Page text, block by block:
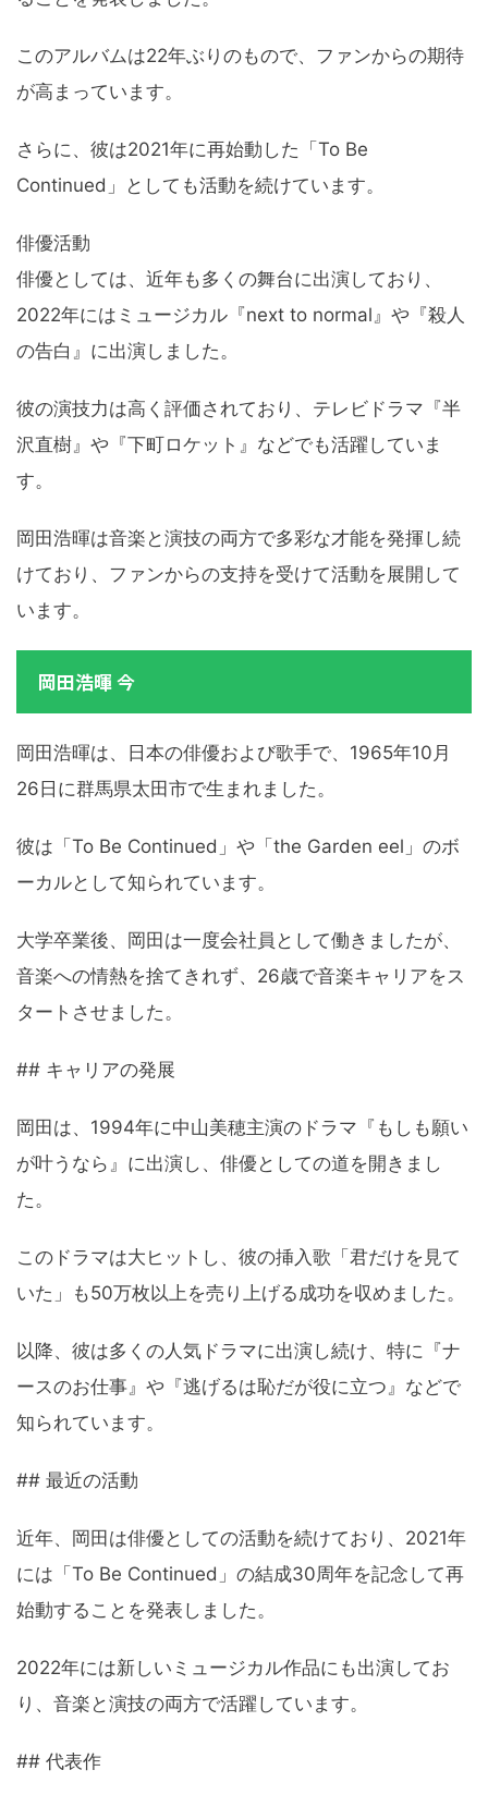
このアルバムは22年ぶりのもので、ファンからの期待
が高まっています。
さらに、彼は2021年に再始動した「To Be
Continued」としても活動を続けています。
俳優活動
俳優としては、近年も多くの舞台に出演しており、
2022年にはミュージカル『next to normal』や『殺人
の告白』に出演しました。
彼の演技力は高く評価されており、テレビドラマ『半
沢直樹』や『下町ロケット』などでも活躍していま
す。
岡田浩暉は音楽と演技の両方で多彩な才能を発揮し続
けており、ファンからの支持を受けて活動を展開して
います。
岡田浩暉 今
岡田浩暉は、日本の俳優および歌手で、1965年10月
26日に群馬県太田市で生まれました。
彼は「To Be Continued」や「the Garden eel」のボ
ーカルとして知られています。
大学卒業後、岡田は一度会社員として働きましたが、
音楽への情熱を捨てきれず、26歳で音楽キャリアをス
タートさせました。
## キャリアの発展
岡田は、1994年に中山美穂主演のドラマ『もしも願い
が叶うなら』に出演し、俳優としての道を開きまし
た。
このドラマは大ヒットし、彼の挿入歌「君だけを見て
いた」も50万枚以上を売り上げる成功を収めました。
以降、彼は多くの人気ドラマに出演し続け、特に『ナ
ースのお仕事』や『逃げるは恥だが役に立つ』などで
知られています。
## 最近の活動
近年、岡田は俳優としての活動を続けており、2021年
には「To Be Continued」の結成30周年を記念して再
始動することを発表しました。
2022年には新しいミュージカル作品にも出演してお
り、音楽と演技の両方で活躍しています。
## 代表作